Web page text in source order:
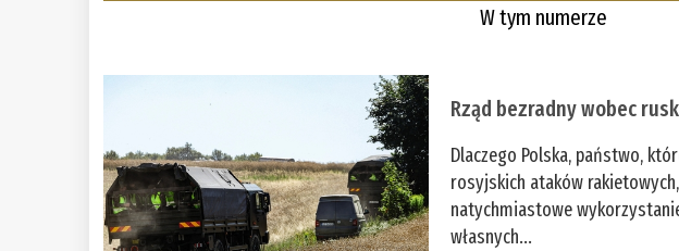
W tym numerze
Rząd bezradny wobec
Dlaczego Polska, państwo,
rosyjskich ataków
natychmiastowe
własnych...